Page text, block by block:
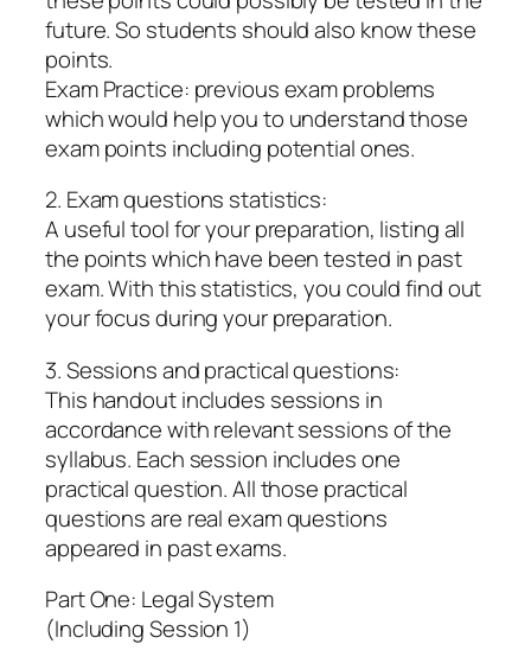
future. So students should also know these
points.
Exam Practice: previous exam problems
which would help you to understand those
exam points including potential ones.
2. Exam questions statistics:
A useful tool for your preparation, listing all
the points which have been tested in past
exam. With this statistics, you could find out
your focus during your preparation.
3. Sessions and practical questions:
This handout includes sessions in
accordance with relevant sessions of the
syllabus. Each session includes one
practical question. All those practical
questions are real exam questions
appeared in past exams.
Part One: Legal System
(Including Session 1)